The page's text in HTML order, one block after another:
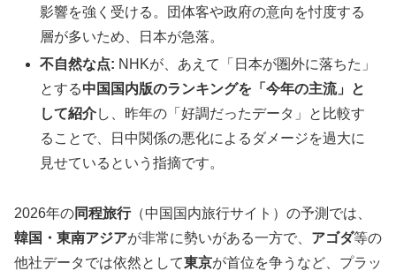
影響を強く受ける。団体客や政府の意向を忖度する
層が多いため、日本が急落。
不自然な点: NHKが、あえて「日本が圏外に落ちた」
とする中国国内版のランキングを「今年の主流」と
して紹介し、昨年の「好調だったデータ」と比較す
ることで、日中関係の悪化によるダメージを過大に
見せているという指摘です。
2026年の同程旅行（中国国内旅行サイト）の予測では、
韓国・東南アジアが非常に勢いがある一方で、 アゴダ等の
他社データでは依然として東京が首位を争うなど、プラッ